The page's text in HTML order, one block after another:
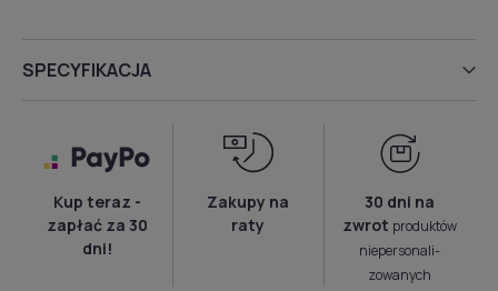
SPECYFIKACJA
Kup teraz -
zapłać za 30
dni!
Zakupy na
raty
30 dni na
zwrot produktów
niepersonali­
zowanych